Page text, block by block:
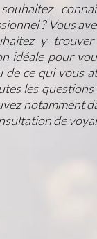
? Vous
y trouver
idéale pour
de ce qui vous
les
notamment
de